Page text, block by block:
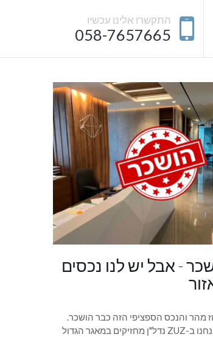
התקשרו אלינו עכשיו
058-7657665
- אבל יש לנו נכסים
מהר והנכס הספציפי הזה כבר הושכר.
אבל אל דאגה אנחנו ב-ZUZ נדל"ן מחזיקים במאגר הגדול